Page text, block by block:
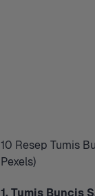
10 Resep Tumis
Pexels)
1. Tumis Buncis